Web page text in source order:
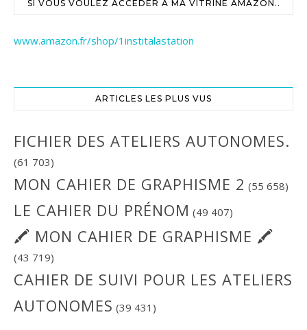
SI VOUS VOULEZ ACCÉDER À MA VITRINE AMAZON..
www.amazon.fr/shop/1institalastation
ARTICLES LES PLUS VUS
FICHIER DES ATELIERS AUTONOMES.
(61 703)
MON CAHIER DE GRAPHISME 2 (55 658)
LE CAHIER DU PRÉNOM (49 407)
🖍 MON CAHIER DE GRAPHISME 🖍
(43 719)
CAHIER DE SUIVI POUR LES ATELIERS
AUTONOMES (39 431)